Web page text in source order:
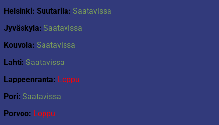
Helsinki: Suutarila: Saatavissa
Jyväskyla: Saatavissa
Kouvola: Saatavissa
Lahti: Saatavissa
Lappeenranta: Loppu
Pori: Saatavissa
Porvoo: Loppu